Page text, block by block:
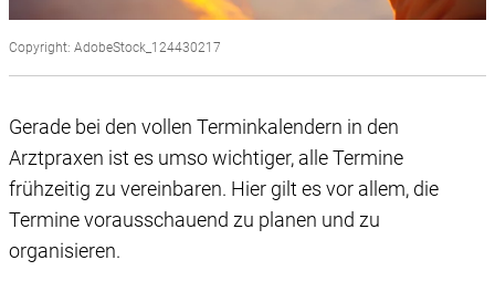
Copyright: AdobeStock_124430217
Gerade bei den vollen Terminkalendern in den
Arztpraxen ist es umso wichtiger, alle Termine
frühzeitig zu vereinbaren. Hier gilt es vor allem, die
Termine vorausschauend zu planen und zu
organisieren.